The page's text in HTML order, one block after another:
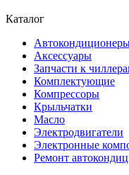
Каталог
Аксессуары
Запчасти к
Комплектующие
Компрессоры
Крыльчатки
Масло
Электродвигатели
Электронные
Ремонт